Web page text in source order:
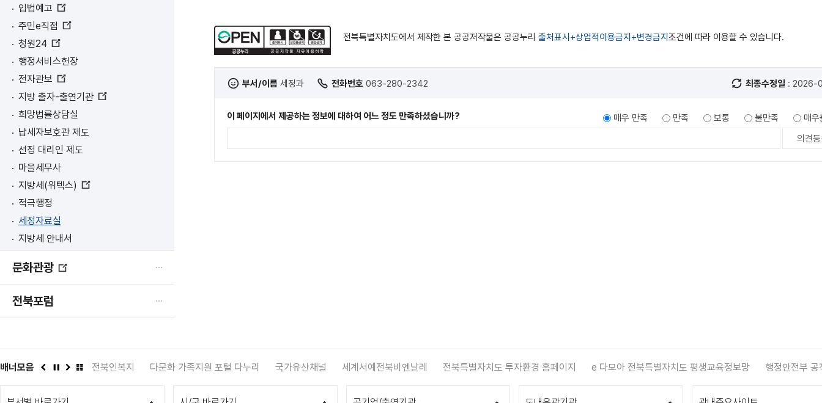
입법예고
창
열
주민e직접
열
청원24
창
열
행정서비스헌장
전자관보
창
열
지방 출자-출연기관
희망법률상담실
납세자보호관 제도
선정 대리인 제도
마을세무사
지방세(위텍스)
적극행정
세정자료실
지방세 안내서
문화관광
전북포럼
전북특별자치도에서 제작한 본 공공저작물은 공공누리 출처표시+상업적이용금지+변경금지 조건에 따라 이용할 수 있습니다.
부서/이름 세정과 전화번호 063-280-2342 최종수정일 : 2026-
이 페이지에서 제공하는 정보에 대하여 어느 정도 만족하셨습니까? 매우 만족 만족 보통 불만족 매우
배너모음인권상담 1331 전북인복지 다문화 가족지원 포털 다누리 국가유산채널 세계서예전북비엔날레 전북특별자치도 투자환경 홈페이지 e 다모아 전북특별자치도 평생교육정보망 행정안전부